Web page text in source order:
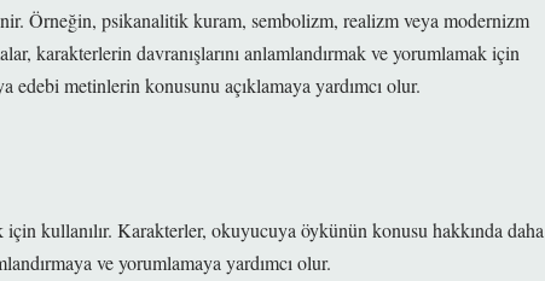
Örneğin, psikanalitik kuram, sembolizm, realizm veya modernizm
karakterlerin davranışlarını anlamlandırmak ve yorumlamak için
metinlerin konusunu açıklamaya yardımcı olur.
kullanılır. Karakterler, okuyucuya öykünün konusu hakkında daha
ve yorumlamaya yardımcı olur.